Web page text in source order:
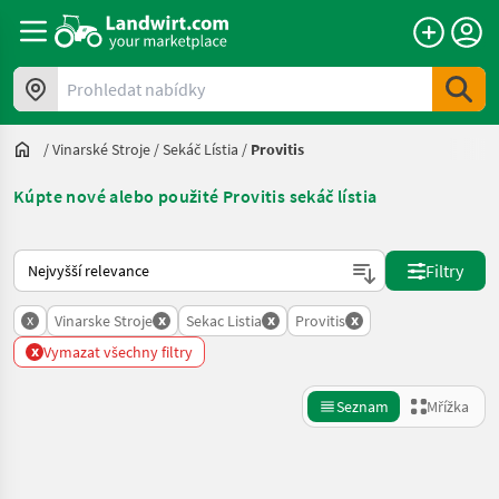
Prohledat nabídky
/Vinarské Stroje /Sekáč Lístia / Provitis
Kúpte nové alebo použité Provitis sekáč lístia
Takto se řadí nabídky na Landwirt.com
Filtry
x Vinarske Stroje x Sekac Listia x Provitis x
x Vymazat všechny filtry
Seznam Mřížka